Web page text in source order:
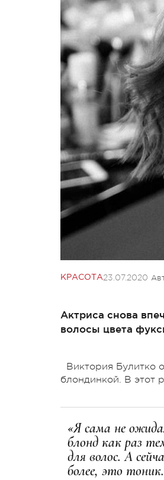
КРАСОТА23.07.2020
Актриса снова
волосы цвета
Виктория Булитко
блондинкой. В этот
«Я сама не
блонд как раз
для волос. А
более, это